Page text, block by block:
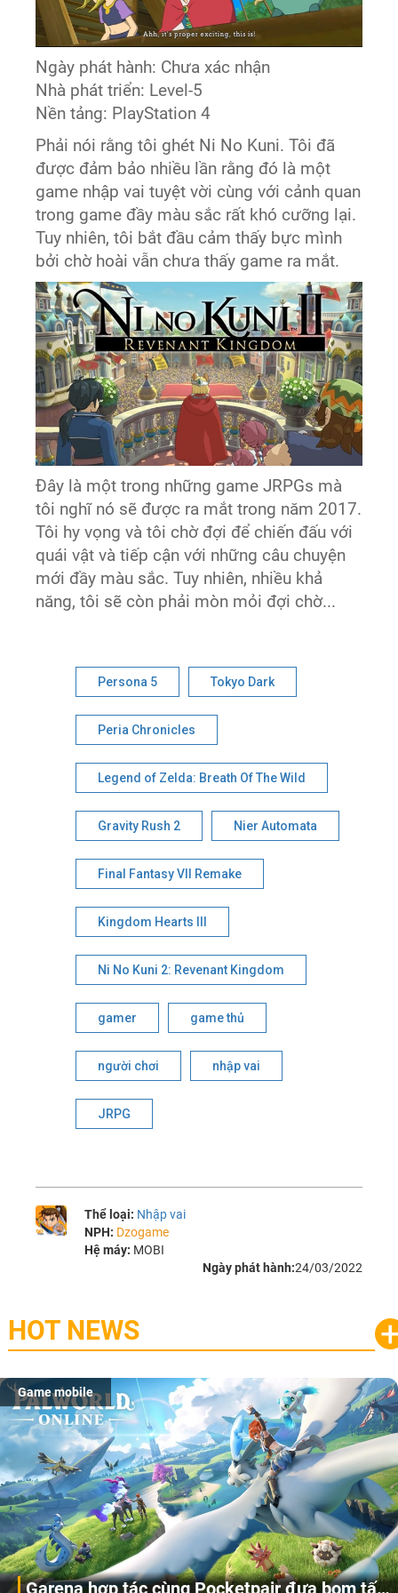
Ngày phát hành: Chưa xác nhận
Nhà phát triển: Level-5
Nền tảng: PlayStation 4
Phải nói rằng tôi ghét Ni No Kuni. Tôi đã
được đảm bảo nhiều lần rằng đó là một
game nhập vai tuyệt vời cùng với cảnh quan
trong game đầy màu sắc rất khó cưỡng lại.
Tuy nhiên, tôi bắt đầu cảm thấy bực mình
bởi chờ hoài vẫn chưa thấy game ra mắt.
Đây là một trong những game JRPGs mà
tôi nghĩ nó sẽ được ra mắt trong năm 2017.
Tôi hy vọng và tôi chờ đợi để chiến đấu với
quái vật và tiếp cận với những câu chuyện
mới đầy màu sắc. Tuy nhiên, nhiều khả
năng, tôi sẽ còn phải mòn mỏi đợi chờ...
Persona 5 Tokyo Dark
Peria Chronicles
Legend of Zelda: Breath Of The Wild
Gravity Rush 2 Nier Automata
Final Fantasy VII Remake
Kingdom Hearts III
Ni No Kuni 2: Revenant Kingdom
gamer game thủ
người chơi nhập vai
JRPG
Thể loại: Nhập vai
NPH: Dzogame
Hệ máy: MOBI
Ngày phát hành:24/03/2022
HOT NEWS
Game mobile
Garena hợp tác cùng Pocketpair đưa bom tấn